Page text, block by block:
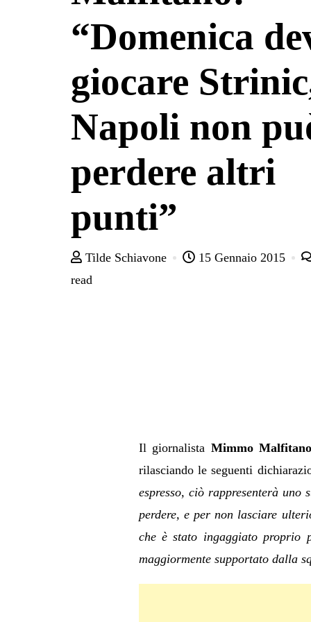
“Domenica
giocare
Napoli non
perdere altri
punti”
Tilde Schiavone 15 Gennaio 2015
read
Il giornalista Mimmo Malfitano
rilasciando le seguenti
espresso, ciò rappresenterà
perdere, e per non lasciare
che è stato ingaggiato proprio
maggiormente supportato dalla